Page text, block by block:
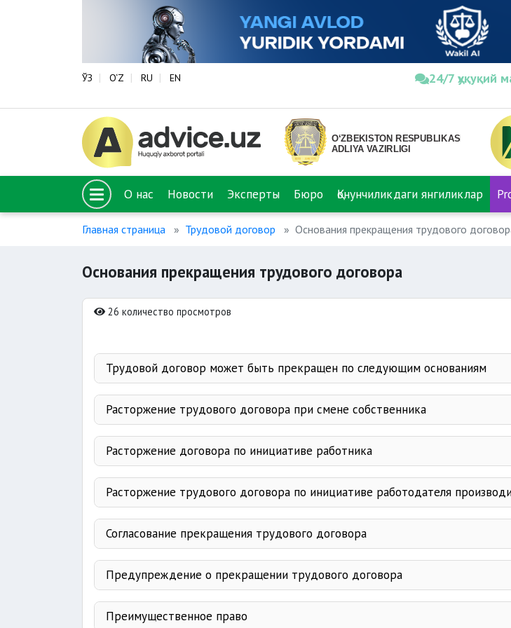
ЎЗ O‘Z RU EN 24/7 ҳуқуқий
О нас Новости Эксперты Бюро Қонунчиликдаги янгиликлар
Главная страница Трудовой договор Основания прекращения трудового
Основания прекращения трудового договора
26 количество просмотров
Трудовой договор может быть прекращен по следующим основаниям
одной из сторон
истечению срока
в трудовом договоре
неизбранием
Расторжение трудового договора при смене собственника
с
заместителями, главным бухгалтером
3 месяцев
Расторжение договора по инициативе работника
быть уведомлен за две недели
до истечения срока окончания
Расторжение трудового договора по инициативе работодателя
изменении в технологии
ликвидация предприятия
трудовых обязанностей грубое
Согласование прекращения трудового договора
Предупреждение о прекращении трудового договора
Преимущественное право